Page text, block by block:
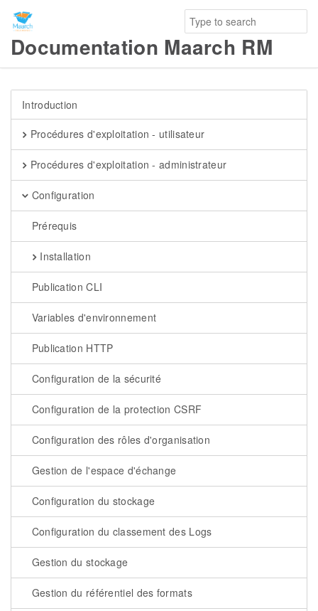
Documentation Maarch RM
Introduction
Procédures d'exploitation - utilisateur
Procédures d'exploitation - administrateur
Configuration
Prérequis
Installation
Publication CLI
Variables d'environnement
Publication HTTP
Configuration de la sécurité
Configuration de la protection CSRF
Configuration des rôles d'organisation
Gestion de l'espace d'échange
Configuration du stockage
Configuration du classement des Logs
Gestion du stockage
Gestion du référentiel des formats